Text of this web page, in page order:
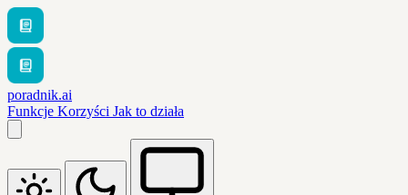
poradnik.ai
Funkcje Korzyści Jak to działa